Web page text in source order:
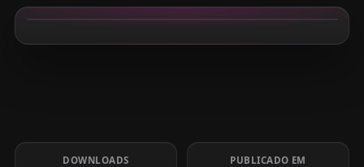
DOWNLOADS PUBLICADO EM